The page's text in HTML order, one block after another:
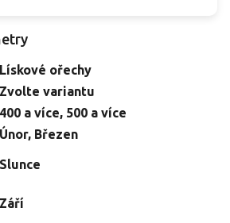
Lískové ořechy
Zvolte variantu
400 a více, 500 a více
Únor, Březen
Slunce
Září